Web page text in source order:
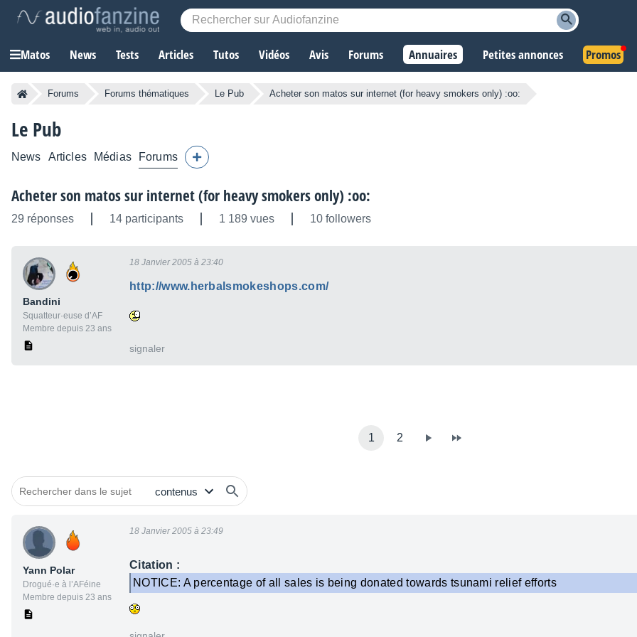
Matos News Tests Articles Tutos Vidéos Avis Forums Annuaires Petites annonces Promos
Forums Forums thématiques Le Pub Acheter son matos sur internet (for heavy smokers only) :oo:
Le Pub
News Articles Médias Forums
Acheter son matos sur internet (for heavy smokers only) :oo:
29 réponses 14 participants 1 189 vues 10 followers
Bandini
Squatteur·euse d’AF
Membre depuis 23 ans
18 Janvier 2005 à 23:40
http://www.herbalsmokeshops.com/
signaler
1 2
Yann Polar
Drogué·e à l’AFéine
Membre depuis 23 ans
18 Janvier 2005 à 23:49
Citation :
NOTICE: A percentage of all sales is being donated towards tsunami relief efforts